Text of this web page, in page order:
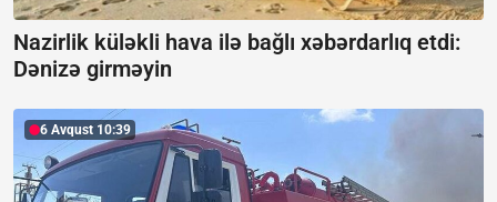
Nazirlik küləkli hava ilə bağlı xəbərdarlıq etdi:
Dənizə girməyin
6 Avqust 10:39